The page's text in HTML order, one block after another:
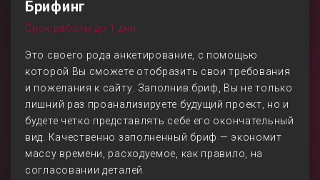
Брифинг
Срок работы до 1 дня
Это своего рода анкетирование, с помощью
которой Вы сможете отобразить свои требования
и пожелания к сайту. Заполнив бриф, Вы не только
лишний раз проанализируете будущий проект, но и
будете четко представлять себе его окончательный
вид. Качественно заполненный бриф — экономит
массу времени, расходуемое, как правило, на
согласовании деталей.